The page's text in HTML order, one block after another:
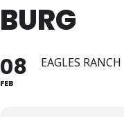
BURG
08
FEB
EAGLES RANCH